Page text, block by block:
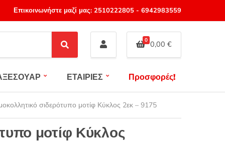
Επικοινωνήστε μαζί μας: 2510222805- 6942983559
S
e
c
0 0,00 €
ΕΤΑΙΡΙΕΣ Προσφορές!
σιδερότυπο μοτίφ Κύκλος 2εκ – 9175
μοτίφ Κύκλος